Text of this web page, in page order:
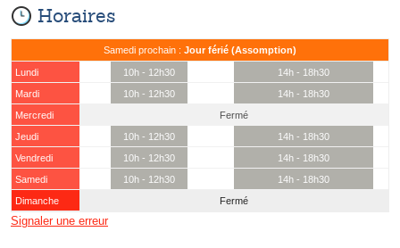
Horaires
Samedi prochain : Jour férié (Assomption)
Lundi 10h - 12h30
14h - 18h30
Mardi
10h - 12h30
14h - 18h30
Mercredi
Fermé
Jeudi
10h - 12h30
14h - 18h30
Vendredi
10h - 12h30
14h - 18h30
Samedi
10h - 12h30
14h - 18h30
Dimanche
Fermé
Signaler une erreur